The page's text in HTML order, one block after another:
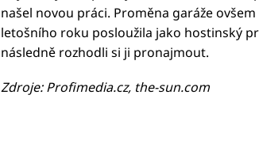
našel novou práci. Proměna garáže
letošního roku posloužila jako hostinský
následně rozhodli si ji pronajmout.
Zdroje: Profimedia.cz, the-sun.com